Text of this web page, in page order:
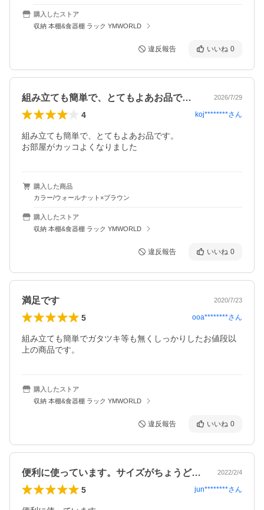
購入したストア
収納 本棚&食器棚 ラック YMWORLD
違反報告 いいね 0
組み立ても簡単で、とてもよあお品です。… 2026/7/29
4 koj********さん
組み立ても簡単で、とてもよあお品です。
お部屋がカッコよくなりました
購入した商品
カラー/ウォールナット×ブラウン
購入したストア
収納 本棚&食器棚 ラック YMWORLD
違反報告 いいね 0
満足です 2020/7/23
5 ooa********さん
組み立ても簡単でガタツキ等も無くしっかりしたお値段以
上の商品です。
購入したストア
収納 本棚&食器棚 ラック YMWORLD
違反報告 いいね 0
便利に使っています。サイズがちょうどよ… 2022/2/4
5 jun********さん